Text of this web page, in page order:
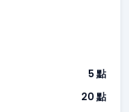
5 點
20 點